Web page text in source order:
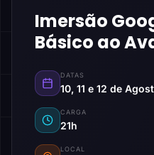
Imersão
Básico ao
DATAS
10, 11 e 12 de
CARGA
21h
LOCAL